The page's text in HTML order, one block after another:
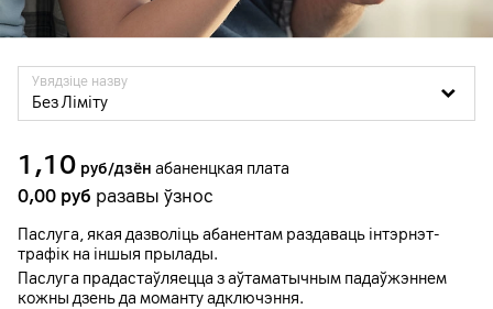
Без Ліміту
Увядзіце назву
1,10 руб/дзён абаненцкая плата
0,00 руб разавы ўзнос
Паслуга, якая дазволіць абанентам раздаваць інтэрнэт-
трафік на іншыя прылады.
Паслуга прадастаўляецца з аўтаматычным падаўжэннем
кожны дзень да моманту адключэння.